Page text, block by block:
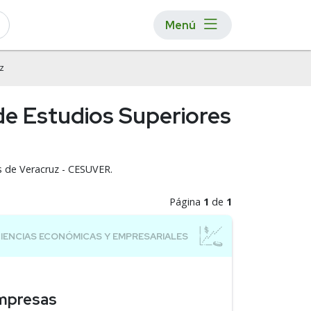
Menú
Estudios Superiores
Veracruz - CESUVER.
Página 1 de 1